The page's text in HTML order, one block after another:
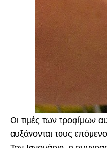
Οι τιμές των τροφίμων
αυξάνονται τους